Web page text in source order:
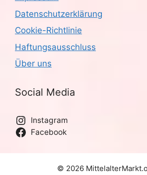
Datenschutzerklärung
Cookie-Richtlinie
Haftungsausschluss
Über uns
Social Media
Instagram
Facebook
© 2026